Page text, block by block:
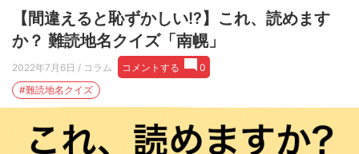
【間違えると恥ずかしい!?】これ、読めます
か？ 難読地名クイズ「南幌」
2022年7月6日 / コラム コメントする
0
#難読地名クイズ